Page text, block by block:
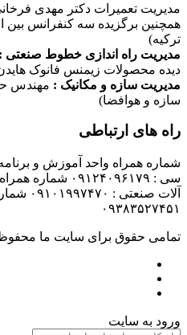
مدیریت تعمیرات دکتر مهدی
همچنین برگزیده سه کنفرانس بین
ترکیه)
مدیریت راه اندازی خطوط صنعتی :
دیده محصولات زیمنس فانوک
مدیریت سازه و مکانیک : مهندس
سازه و هوافضا)
راه های ارتباطی
شماره همراه واحد آموزش و
سی :
آلات
۰۹۳۸۳۵۲۷۴۵۱
تمامی حقوق برای سایت ما
ورود به سایت